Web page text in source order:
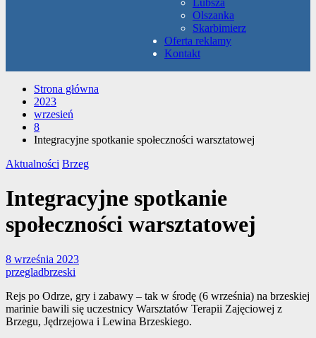
Lubsza
Olszanka
Skarbimierz
Oferta reklamy
Kontakt
Strona główna
2023
wrzesień
8
Integracyjne spotkanie społeczności warsztatowej
Aktualności Brzeg
Integracyjne spotkanie
społeczności warsztatowej
8 września 2023
przegladbrzeski
Rejs po Odrze, gry i zabawy – tak w środę (6 września) na brzeskiej
marinie bawili się uczestnicy Warsztatów Terapii Zajęciowej z
Brzegu, Jędrzejowa i Lewina Brzeskiego.